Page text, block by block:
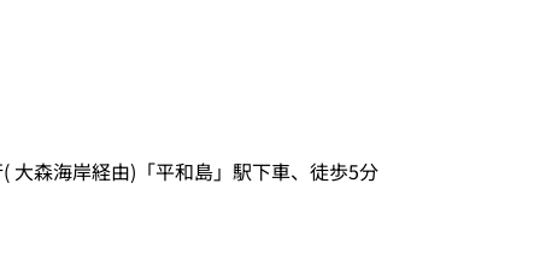
森海岸経由)「平和島」駅下車、徒歩5分